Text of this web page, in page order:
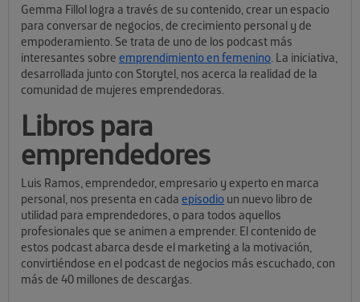
Gemma Fillol logra a través de su contenido, crear un espacio
para conversar de negocios, de crecimiento personal y de
empoderamiento. Se trata de uno de los podcast más
interesantes sobre emprendimiento en femenino. La iniciativa,
desarrollada junto con Storytel, nos acerca la realidad de la
comunidad de mujeres emprendedoras.
Libros para
emprendedores
Luis Ramos, emprendedor, empresario y experto en marca
personal, nos presenta en cada episodio un nuevo libro de
utilidad para emprendedores, o para todos aquellos
profesionales que se animen a emprender. El contenido de
estos podcast abarca desde el marketing a la motivación,
convirtiéndose en el podcast de negocios más escuchado, con
más de 40 millones de descargas.